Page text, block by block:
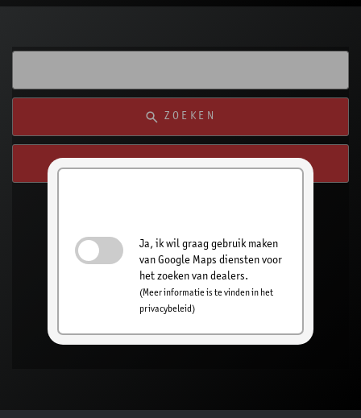
Ja, ik wil graag gebruik maken
van Google Maps diensten voor
het zoeken van dealers.
(Meer informatie is te vinden in het
privacybeleid)
ZOEKEN